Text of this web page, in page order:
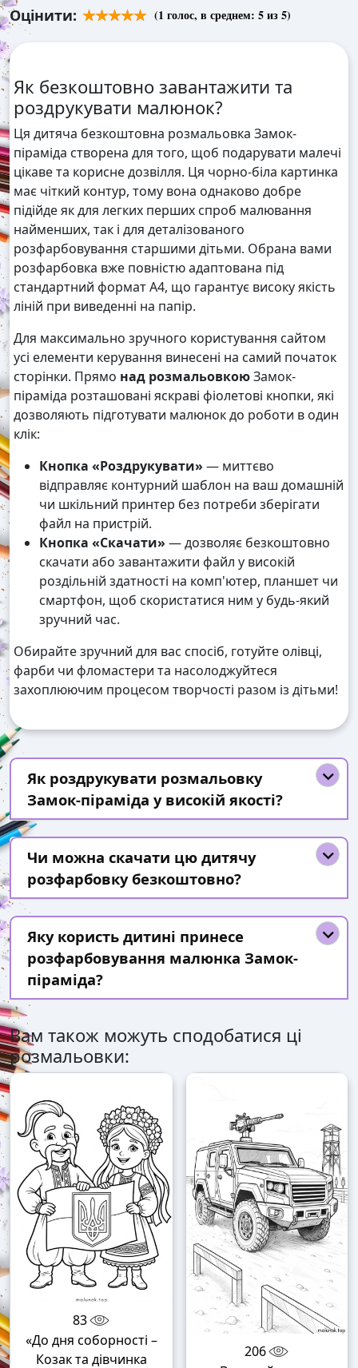
Оцінити: (1 голос, в среднем: 5из 5)
Як безкоштовно завантажити та
роздрукувати малюнок?
Ця дитяча безкоштовна розмальовка Замок-
піраміда створена для того, щоб подарувати малечі
цікаве та корисне дозвілля. Ця чорно-біла картинка
має чіткий контур, тому вона однаково добре
підійде як для легких перших спроб малювання
найменших, так і для деталізованого
розфарбовування старшими дітьми. Обрана вами
розфарбовка вже повністю адаптована під
стандартний формат А4, що гарантує високу якість
ліній при виведенні на папір.
Для максимально зручного користування сайтом
усі елементи керування винесені на самий початок
сторінки. Прямо над розмальовкоюЗамок-
піраміда розташовані яскраві фіолетові кнопки, які
дозволяють підготувати малюнок до роботи в один
клік:
Кнопка «Роздрукувати» — миттєво
відправляє контурний шаблон на ваш домашній
чи шкільний принтер без потреби зберігати
файл на пристрій.
Кнопка «Скачати» — дозволяє безкоштовно
скачати або завантажити файл у високій
роздільній здатності на комп'ютер, планшет чи
смартфон, щоб скористатися ним у будь-який
зручний час.
Обирайте зручний для вас спосіб, готуйте олівці,
фарби чи фломастери та насолоджуйтеся
захоплюючим процесом творчості разом із дітьми!
Як роздрукувати розмальовку
Замок-піраміда у високій якості?
Чи можна скачати цю дитячу
розфарбовку безкоштовно?
Яку користь дитині принесе
розфарбовування малюнка Замок-
піраміда?
Вам також можуть сподобатися ці
розмальовки:
83
«До дня соборності –
Козак та дівчинка
206